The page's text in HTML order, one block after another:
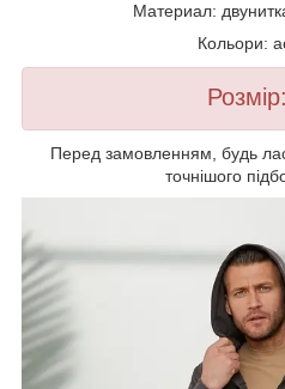
Материал:
Кольори:
Перед замовленням, будь
точнішого